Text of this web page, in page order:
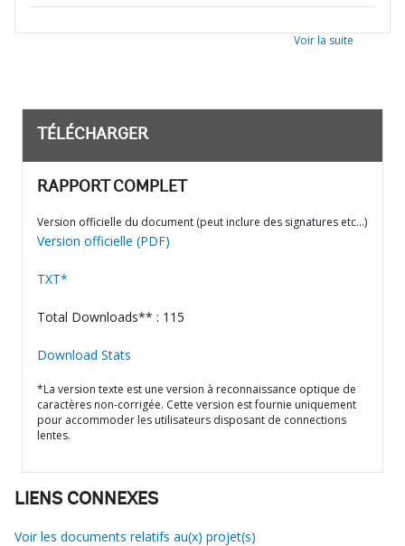
Voir la suite
TÉLÉCHARGER
RAPPORT COMPLET
Version officielle du document (peut inclure des signatures etc…)
Version officielle (PDF)
TXT*
Total Downloads** : 115
Download Stats
*La version texte est une version à reconnaissance optique de
caractères non-corrigée. Cette version est fournie uniquement
pour accommoder les utilisateurs disposant de connections
lentes.
LIENS CONNEXES
Voir les documents relatifs au(x) projet(s)